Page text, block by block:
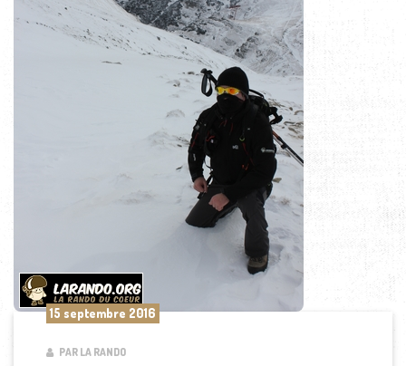
15 septembre 2016
PAR LA RANDO